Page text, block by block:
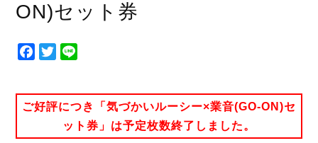
ON)セット券
F
e
o
T
t
e
e
ご好評につき「気づかいルーシー×業音(GO-ON)セ
ット券」は予定枚数終了しました。